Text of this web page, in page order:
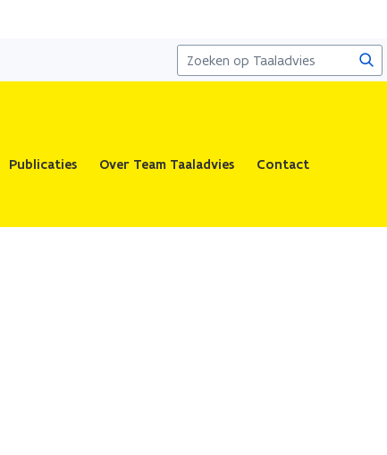
Publicaties Over Team Taaladvies Contact